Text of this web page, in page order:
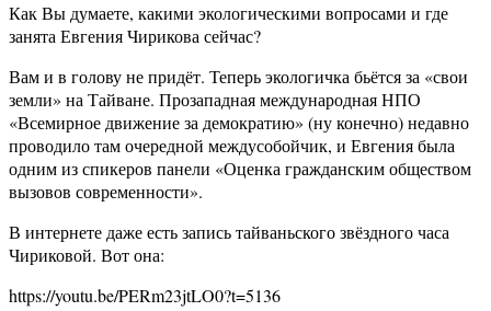
Как Вы думаете, какими экологическими вопросами и где
занята Евгения Чирикова сейчас?
Вам и в голову не придёт. Теперь экологичка бьётся за «свои
земли» на Тайване. Прозападная международная НПО
«Всемирное движение за демократию» (ну конечно) недавно
проводило там очередной междусобойчик, и Евгения была
одним из спикеров панели «Оценка гражданским обществом
вызовов современности».
В интернете даже есть запись тайваньского звёздного часа
Чириковой. Вот она:
https://youtu.be/PERm23jtLO0?t=5136